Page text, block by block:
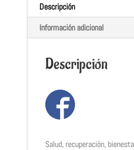
Descripción
Información adicional
Descripción
Salud, recuperación,